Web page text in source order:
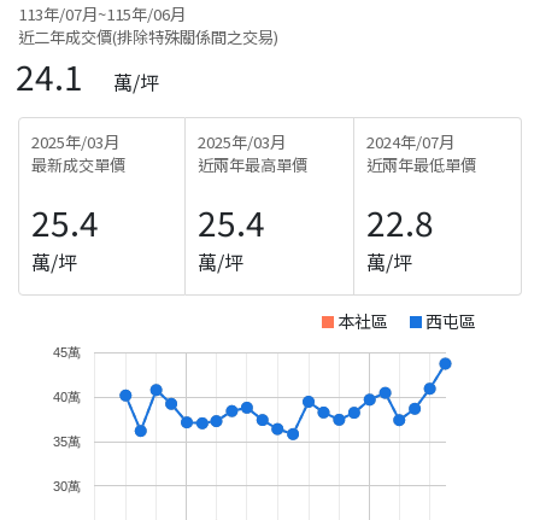
113年/07月~115年/06月
近二年成交價(排除特殊關係間之交易)
24.1 萬/坪
2025年/03月
最新成交單價
25.4
萬/坪
2025年/03月
近兩年最高單價
25.4
萬/坪
2024年/07月
近兩年最低單價
22.8
萬/坪
本社區 西屯區
30萬
35萬
40萬
45萬